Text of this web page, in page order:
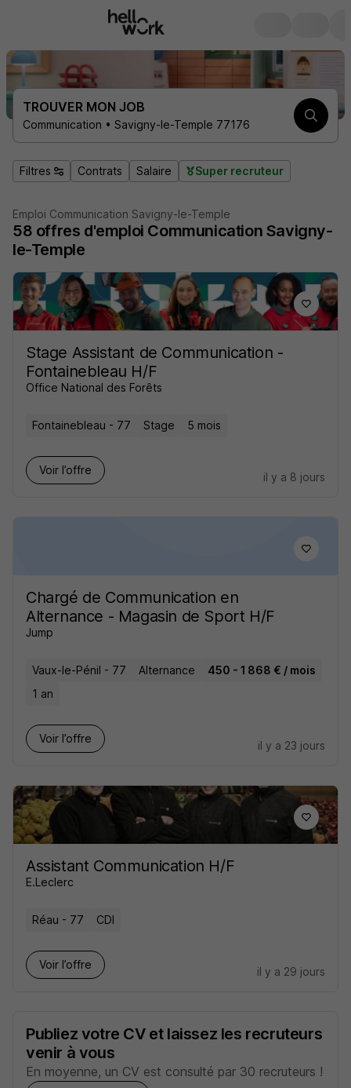
TROUVER MON JOB
Communication • Savigny-le-Temple 77176
Filtres Contrats Salaire Super recruteur
Emploi Communication Savigny-le-Temple
58 offres d'emploi Communication Savigny-
le-Temple
Stage Assistant de Communication -
Fontainebleau H/F
Office National des Forêts
Fontainebleau - 77 Stage 5 mois
Voir l’offre
il y a 8 jours
Chargé de Communication en
Alternance - Magasin de Sport H/F
Jump
Vaux-le-Pénil - 77 Alternance
450 - 1 868 € / mois
1 an
Voir l’offre
il y a 23 jours
Assistant Communication H/F
E.Leclerc
Réau - 77 CDI
Voir l’offre
il y a 29 jours
Publiez votre CV et laissez les recruteurs
venir à vous
En moyenne, un CV est consulté par 30 recruteurs !